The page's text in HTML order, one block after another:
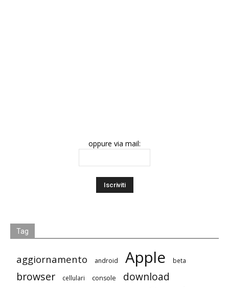
oppure via mail:
Tag
aggiornamento android Apple beta
browser cellulari console download